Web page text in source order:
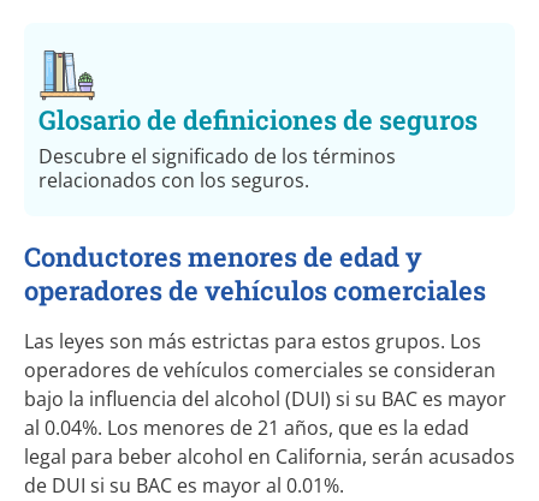
Glosario de definiciones de seguros
Descubre el significado de los términos
relacionados con los seguros.
Conductores menores de edad y
operadores de vehículos comerciales
Las leyes son más estrictas para estos grupos. Los
operadores de vehículos comerciales se consideran
bajo la influencia del alcohol (DUI) si su BAC es mayor
al 0.04%. Los menores de 21 años, que es la edad
legal para beber alcohol en California, serán acusados
de DUI si su BAC es mayor al 0.01%.